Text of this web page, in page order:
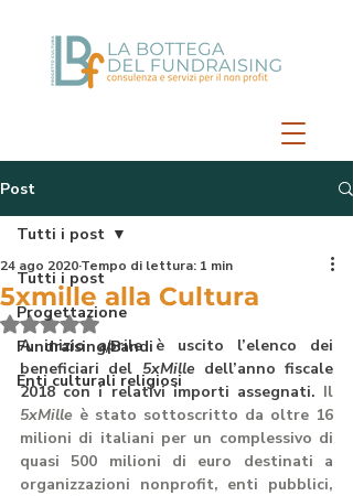
Post
Tutti i post
Progettazione
Fundraising/Bandi
Enti culturali religiosi
Tutti i post
5xmille alla Cultura
24 ago 2020Tempo di lettura: 1 min
Valutazione NaN stelle su 5.
A inizio aprile è uscito l’elenco dei
beneficiari del 5xMille dell’anno fiscale
2018 con i relativi importi assegnati.
5xMille è stato sottoscritto da oltre 16
milioni di italiani per un complessivo di
quasi 500 milioni di euro destinati a
organizzazioni nonprofit, enti pubblici,